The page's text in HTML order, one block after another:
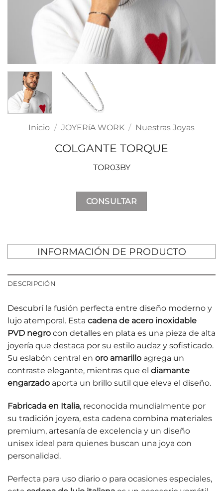
Inicio / JOYERíA WORK / Nuestras Joyas
COLGANTE TORQUE
TOR03BY
CONSULTAR
INFORMACIÓN DE PRODUCTO
DESCRIPCIÓN
Descubrí la fusión perfecta entre diseño moderno y
lujo atemporal. Esta cadena de acero inoxidable
PVD negro con detalles en plata es una pieza de alta
joyería que destaca por su estilo audaz y sofisticado.
Su eslabón central en oro amarillo agrega un
contraste elegante, mientras que el diamante
engarzado aporta un brillo sutil que eleva el diseño.
Fabricada en Italia, reconocida mundialmente por
su tradición joyera, esta cadena combina materiales
premium, artesanía de excelencia y un diseño
unisex ideal para quienes buscan una joya con
personalidad.
Perfecta para uso diario o para ocasiones especiales,